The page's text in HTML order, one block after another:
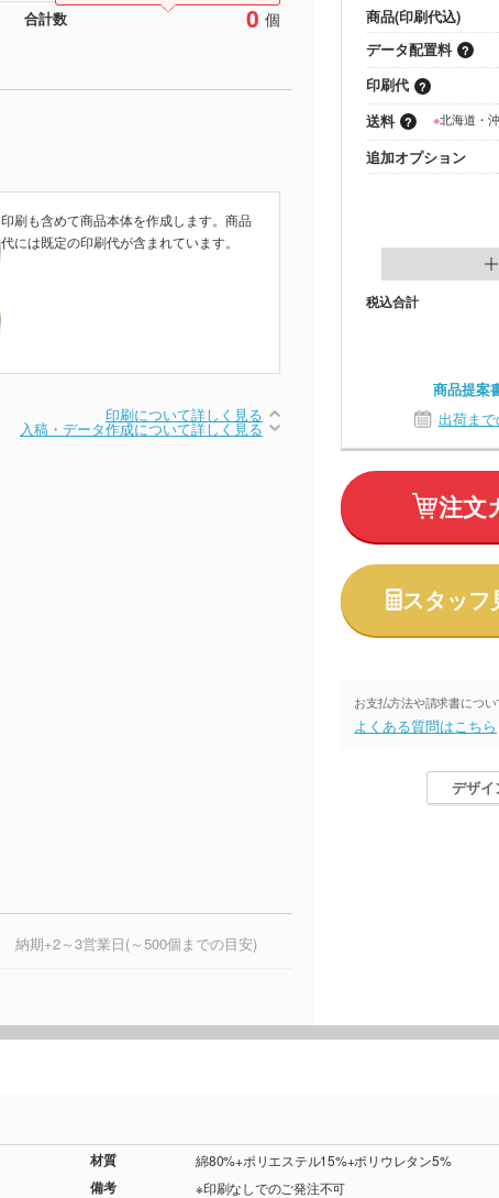
合計数 0 個
印刷も含めて商品本体を作成します。商品
代には既定の印刷代が含まれています。
印刷について詳しく見る
入稿・データ作成について詳しく見る
納期+2～3営業日(～500個までの目安)
商品(印刷代込)
データ配置料
印刷代
送料
※北海道・
追加オプション
税込合計
商品提案
出荷ま
注文
スタッフ
お支払方法や請求書につ
よくある質問はこちら
デザイ
材質 綿80%+ポリエステル15%+ポリウレタン5%
備考
※印刷なしでのご発注不可